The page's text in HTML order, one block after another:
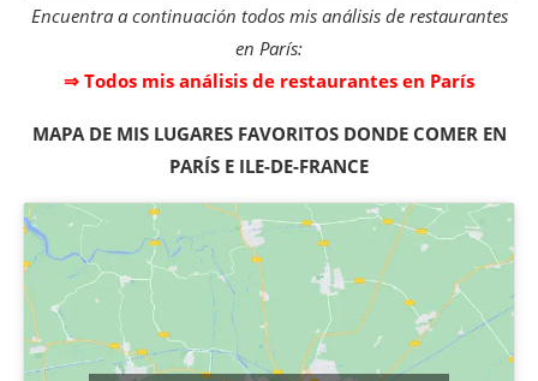
Encuentra a continuación todos mis análisis de restaurantes
en París:
⇒ Todos mis análisis de restaurantes en París
MAPA DE MIS LUGARES FAVORITOS DONDE COMER EN
PARÍS E ILE-DE-FRANCE